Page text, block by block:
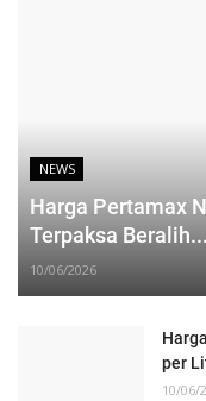
NEWS
Harga Pertamax
Terpaksa Beralih...
10/06/2026
per
10/06/